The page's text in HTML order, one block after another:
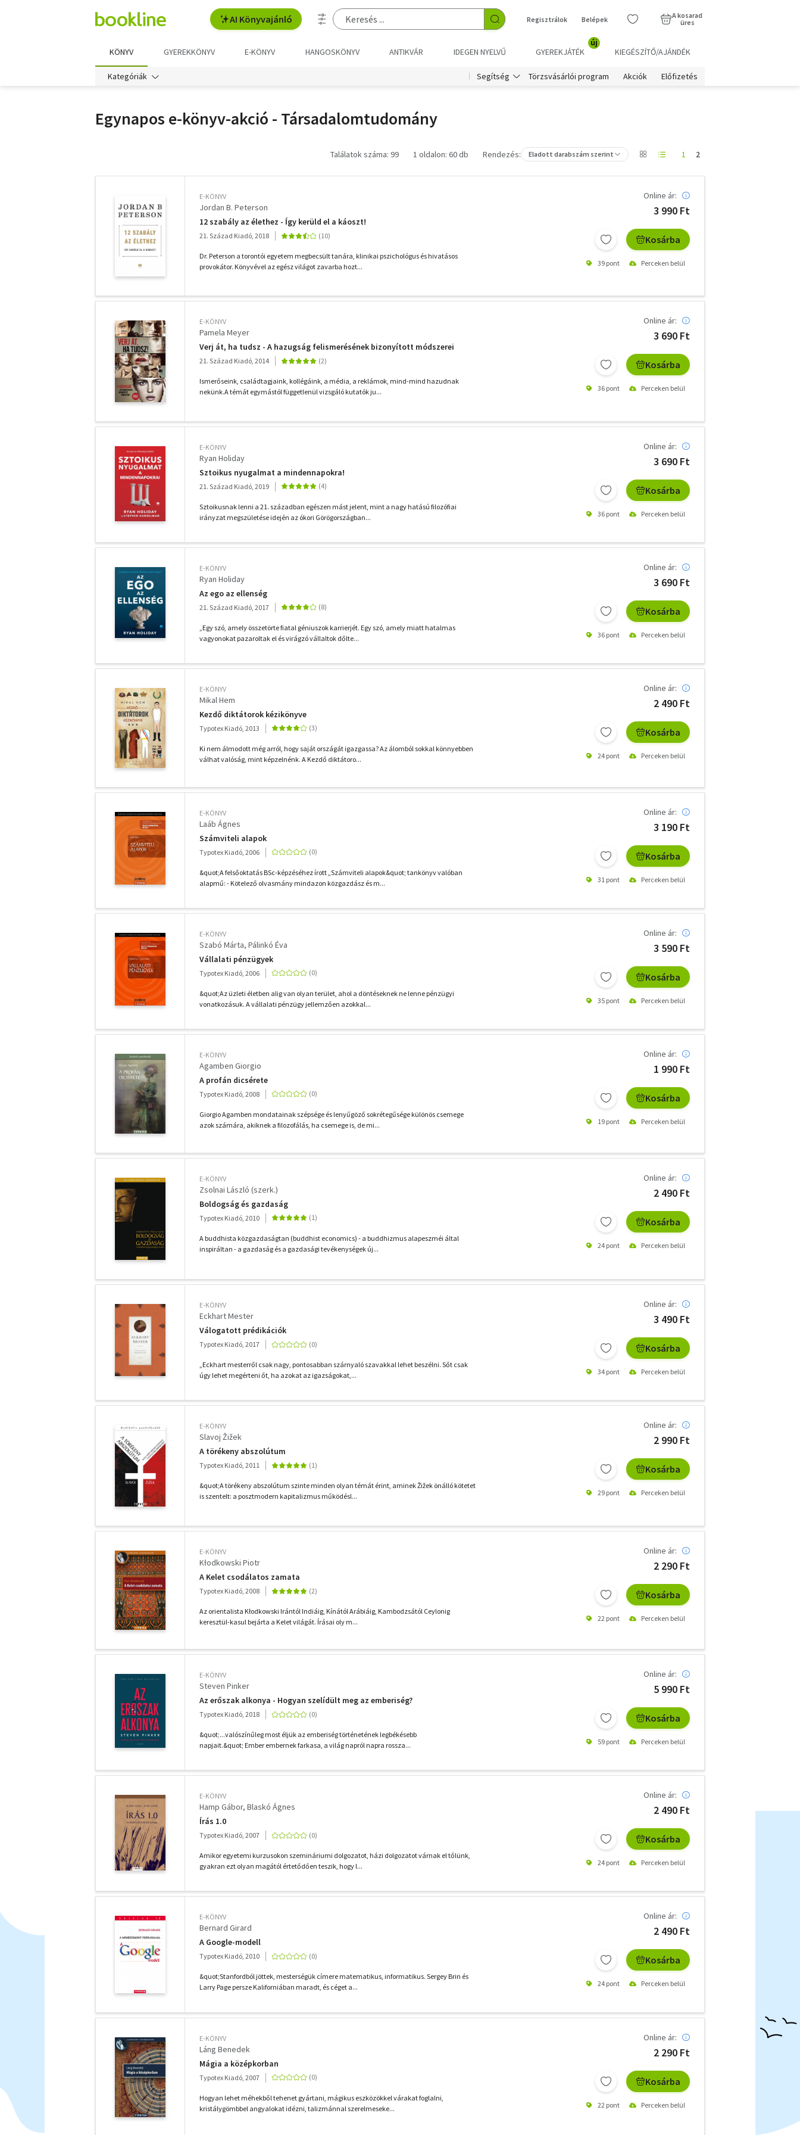
AI Könyvajánló Regisztrálok Belépek
A kosarad
üres
KÖNYV GYEREKKÖNYV E-KÖNYV HANGOSKÖNYV ANTIKVÁR IDEGEN NYELVŰ GYEREKJÁTÉK
új
KIEGÉSZÍTŐ/AJÁNDÉK
Kategóriák Segítség Törzsvásárlói program Akciók Előfizetés
Egynapos e-könyv-akció - Társadalomtudomány
Találatok száma: 99 1 oldalon: 60 db Rendezés: Eladott darabszám szerint 1 2
E-KÖNYV
Jordan B. Peterson
12 szabály az élethez - Így kerüld el a káoszt!
21. Század Kiadó, 2018
Dr. Peterson a torontói egyetem megbecsült tanára, klinikai pszichológus és hivatásos
provokátor. Könyvével az egész világot zavarba hozt...
Online ár:
3 990 Ft
Kosárba
39 pont Perceken belül
E-KÖNYV
Pamela Meyer
Verj át, ha tudsz - A hazugság felismerésének bizonyított módszerei
21. Század Kiadó, 2014
Ismerőseink, családtagjaink, kollégáink, a média, a reklámok, mind-mind hazudnak
nekünk.A témát egymástól függetlenül vizsgáló kutatók ju...
Online ár:
3 690 Ft
Kosárba
36 pont Perceken belül
E-KÖNYV
Ryan Holiday
Sztoikus nyugalmat a mindennapokra!
21. Század Kiadó, 2019
Sztoikusnak lenni a 21. században egészen mást jelent, mint a nagy hatású filozófiai
irányzat megszületése idején az ókori Görögországban...
Online ár:
3 690 Ft
Kosárba
36 pont Perceken belül
E-KÖNYV
Ryan Holiday
Az ego az ellenség
21. Század Kiadó, 2017
„Egy szó, amely összetörte fiatal géniuszok karrierjét. Egy szó, amely miatt hatalmas
vagyonokat pazaroltak el és virágzó vállaltok dőlte...
Online ár:
3 690 Ft
Kosárba
36 pont Perceken belül
E-KÖNYV
Mikal Hem
Kezdő diktátorok kézikönyve
Typotex Kiadó, 2013
Ki nem álmodott még arról, hogy saját országát igazgassa? Az álomból sokkal könnyebben
válhat valóság, mint képzelnénk. A Kezdő diktátoro...
Online ár:
2 490 Ft
Kosárba
24 pont Perceken belül
E-KÖNYV
Laáb Ágnes
Számviteli alapok
Typotex Kiadó, 2006
&quot;A felsőoktatás BSc-képzéséhez írott „Számviteli alapok&quot; tankönyv valóban
alapmű: - Kötelező olvasmány mindazon közgazdász és m...
Online ár:
3 190 Ft
Kosárba
31 pont Perceken belül
E-KÖNYV
Szabó Márta Pálinkó Éva
Vállalati pénzügyek
Typotex Kiadó, 2006
&quot;Az üzleti életben alig van olyan terület, ahol a döntéseknek ne lenne pénzügyi
vonatkozásuk. A vállalati pénzügy jellemzően azokkal...
Online ár:
3 590 Ft
Kosárba
35 pont Perceken belül
E-KÖNYV
Agamben Giorgio
A profán dicsérete
Typotex Kiadó, 2008
Giorgio Agamben mondatainak szépsége és lenyűgöző sokrétegűsége különös csemege
azok számára, akiknek a filozofálás, ha csemege is, de mi...
Online ár:
1 990 Ft
Kosárba
19 pont Perceken belül
E-KÖNYV
Zsolnai László (szerk.)
Boldogság és gazdaság
Typotex Kiadó, 2010
A buddhista közgazdaságtan (buddhist economics) - a buddhizmus alapeszméi által
inspiráltan - a gazdaság és a gazdasági tevékenységek új...
Online ár:
2 490 Ft
Kosárba
24 pont Perceken belül
E-KÖNYV
Eckhart Mester
Válogatott prédikációk
Typotex Kiadó, 2017
„Eckhart mesterről csak nagy, pontosabban szárnyaló szavakkal lehet beszélni. Sőt csak
úgy lehet megérteni őt, ha azokat az igazságokat,...
Online ár:
3 490 Ft
Kosárba
34 pont Perceken belül
E-KÖNYV
Slavoj Žižek
A törékeny abszolútum
Typotex Kiadó, 2011
&quot;A törékeny abszolútum szinte minden olyan témát érint, aminek Žižek önálló kötetet
is szentelt: a posztmodern kapitalizmus működésl...
Online ár:
2 990 Ft
Kosárba
29 pont Perceken belül
E-KÖNYV
Kłodkowski Piotr
A Kelet csodálatos zamata
Typotex Kiadó, 2008
Az orientalista Kłodkowski Irántól Indiáig, Kínától Arábiáig, Kambodzsától Ceylonig
keresztül-kasul bejárta a Kelet világát. Írásai oly m...
Online ár:
2 290 Ft
Kosárba
22 pont Perceken belül
E-KÖNYV
Steven Pinker
Az erőszak alkonya - Hogyan szelídült meg az emberiség?
Typotex Kiadó, 2018
&quot;...valószínűleg most éljük az emberiség történetének legbékésebb
napjait.&quot; Ember embernek farkasa, a világ napról napra rossza...
Online ár:
5 990 Ft
Kosárba
59 pont Perceken belül
E-KÖNYV
Hamp Gábor Blaskó Ágnes
Írás 1.0
Typotex Kiadó, 2007
Amikor egyetemi kurzusokon szemináriumi dolgozatot, házi dolgozatot várnak el tőlünk,
gyakran ezt olyan magától értetődően teszik, hogy l...
Online ár:
2 490 Ft
Kosárba
24 pont Perceken belül
E-KÖNYV
Bernard Girard
A Google-modell
Typotex Kiadó, 2010
&quot;Stanfordból jöttek, mesterségük címere matematikus, informatikus. Sergey Brin és
Larry Page persze Kaliforniában maradt, és céget a...
Online ár:
2 490 Ft
Kosárba
24 pont Perceken belül
E-KÖNYV
Láng Benedek
Mágia a középkorban
Typotex Kiadó, 2007
Hogyan lehet méhekből tehenet gyártani, mágikus eszközökkel várakat foglalni,
kristálygömbbel angyalokat idézni, talizmánnal szerelmeseke...
Online ár:
2 290 Ft
Kosárba
22 pont Perceken belül